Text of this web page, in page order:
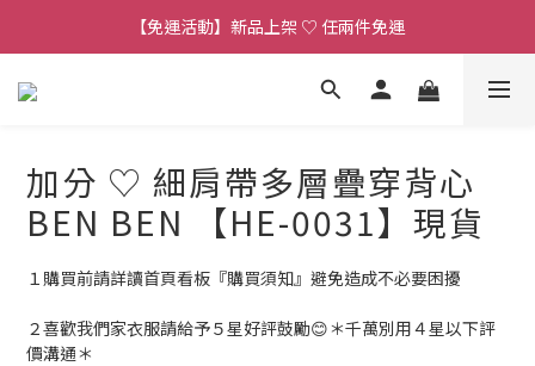
【連線直播】每週二 ~ 週五 𝟐𝟎:𝟎𝟎 詳見 𝑰𝑮 公告
【免運活動】新品上架 ♡ 任兩件免運
【客服時段】平日 𝟏𝟎:𝟎𝟎 - 𝟏𝟕:𝟎𝟎 (例假日公休 敬請見諒)
加分 ♡ 細肩帶多層疊穿背心
BEN BEN 【HE-0031】現貨
１購買前請詳讀首頁看板『購買須知』避免造成不必要困擾
２喜歡我們家衣服請給予５星好評鼓勵😊＊千萬別用４星以下評
價溝通＊